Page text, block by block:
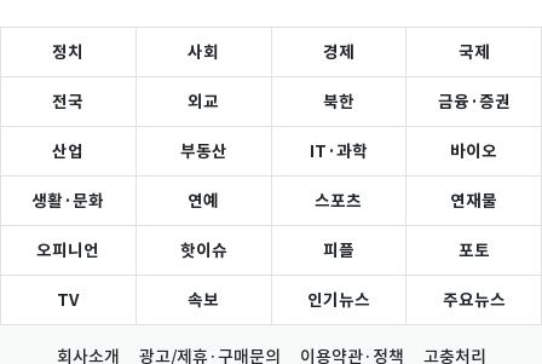
정치 사회 경제 국제
전국 외교 북한 금융·증권
산업 부동산 IT·과학 바이오
생활·문화 연예 스포츠 연재물
오피니언 핫이슈 피플 포토
TV 속보 인기뉴스 주요뉴스
회사소개 광고/제휴·구매문의 이용약관·정책 고충처리